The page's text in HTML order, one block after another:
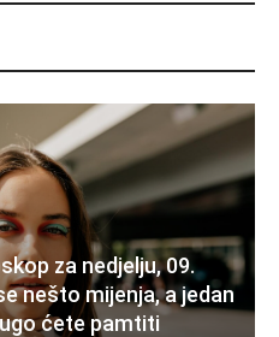
za nedjelju, 09.
nešto mijenja, a jedan
ćete pamtiti